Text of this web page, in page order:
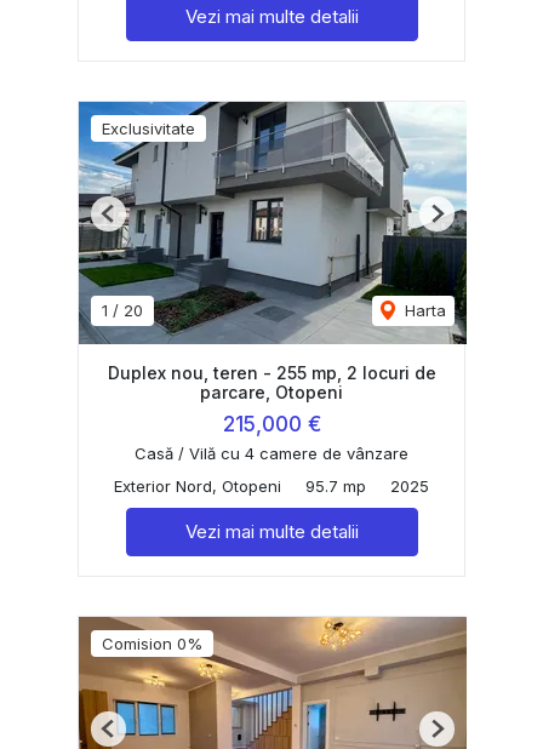
Vezi mai multe detalii
Exclusivitate
1 / 20 Harta
Previous Next
Duplex nou, teren - 255 mp, 2 locuri de
parcare, Otopeni
215,000 €
Casă / Vilă cu 4 camere de vânzare
Exterior Nord, Otopeni
95.7 mp 2025
Vezi mai multe detalii
Comision 0%
Previous Next